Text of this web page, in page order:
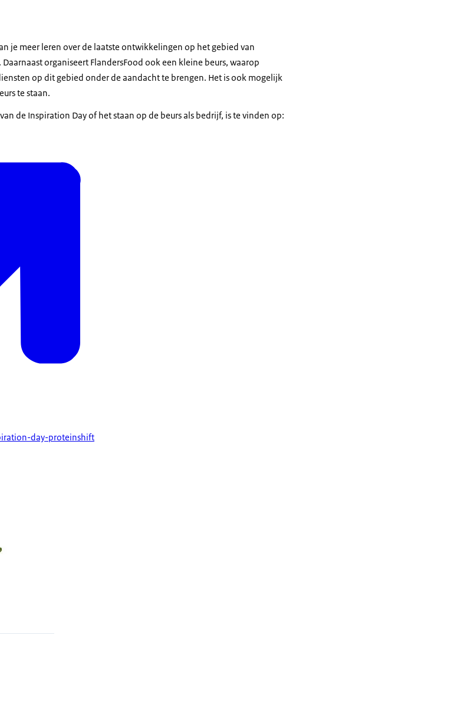
je meer leren over de laatste ontwikkelingen op het gebied van
organiseert FlandersFood ook een kleine beurs, waarop
op dit gebied onder de aandacht te brengen. Het is ook mogelijk
te staan.
de Inspiration Day of het staan op de beurs als bedrijf, is te vinden op:
day-proteinshift